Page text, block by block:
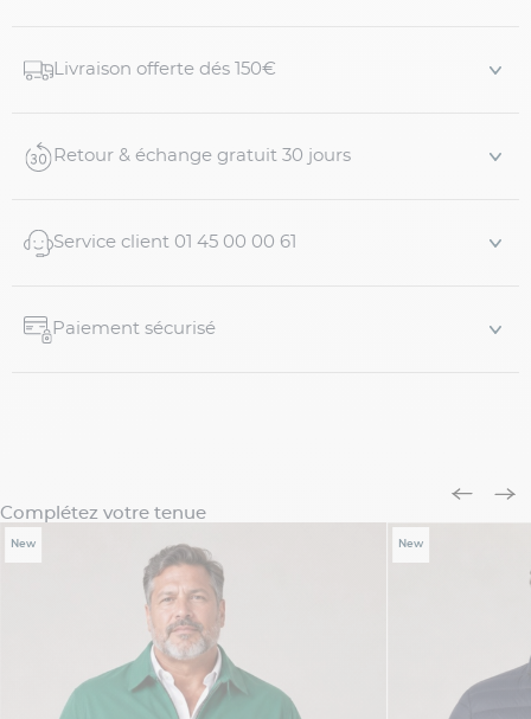
vie .
Caractéristiques:
- Parmenture avec capuche amovible avec lien de
serrage.
- Fe...
Livraison offerte dés 150€
Retour & échange gratuit 30 jours
Service client 01 45 00 00 61
Paiement sécurisé
Complétez votre tenue
New New